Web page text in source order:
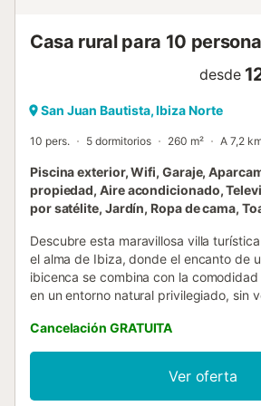
Casa rural para 10
desde
San Juan Bautista, Ibiza Norte
10 pers. 5 dormitorios 260 m² A 7,2
Piscina exterior, Wifi, Garaje,
propiedad, Aire acondicionado,
por satélite, Jardín, Ropa de cama,
Descubre esta maravillosa villa
el alma de Ibiza, donde el encanto de
ibicenca se combina con la
en un entorno natural privilegiado, sin
de paz y exclusividad. La casa
amplios dormitorios dobles y tres
por un cuarto adicional en un anexo
pegado a la casa, ideal para mayor
Cancelación GRATUITA
Ver oferta